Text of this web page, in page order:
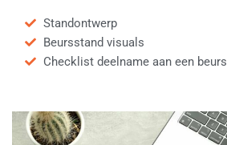
Standontwerp
Beursstand visuals
Checklist deelname aan een beurs